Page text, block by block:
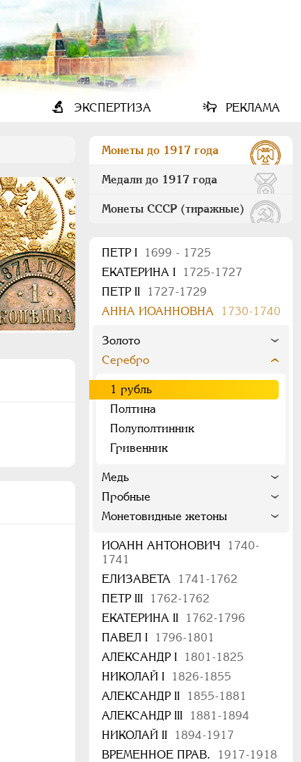
ЭКСПЕРТИЗА РЕКЛАМА
Монеты до 1917 года
Медали до 1917 года
Монеты СССР (тиражные)
ПEТР I
1699 - 1725
ЕКАТЕРИНА I
1725-1727
ПЕТР II
1727-1729
АННА ИОАННОВНА
1730-1740
Золото
Серебро
1 рубль
Полтина
Полуполтинник
Гривенник
Медь
Пробные
Монетовидные жетоны
ИОАНН АНТОНОВИЧ
1740-
1741
ЕЛИЗАВЕТА
1741-1762
ПЕТР III
1762-1762
ЕКАТЕРИНА II
1762-1796
ПАВЕЛ I
1796-1801
АЛЕКСАНДР I
1801-1825
НИКОЛАЙ I
1826-1855
АЛЕКСАНДР II
1855-1881
АЛЕКСАНДР III
1881-1894
НИКОЛАЙ II
1894-1917
ВРЕМЕННОЕ ПРАВ.
1917-1918